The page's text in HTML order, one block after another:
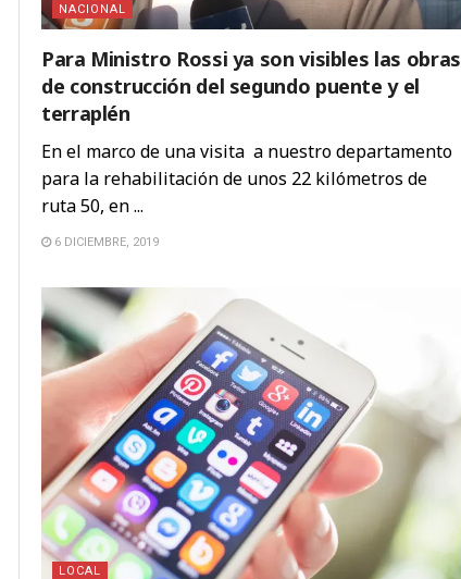
NACIONAL
Para Ministro Rossi ya son visibles las obras
de construcción del segundo puente y el
terraplén
En el marco de una visita a nuestro departamento
para la rehabilitación de unos 22 kilómetros de
ruta 50, en ...
6 DICIEMBRE, 2019
LOCAL